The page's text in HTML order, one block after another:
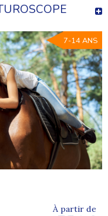
7-14 ANS
À partir de